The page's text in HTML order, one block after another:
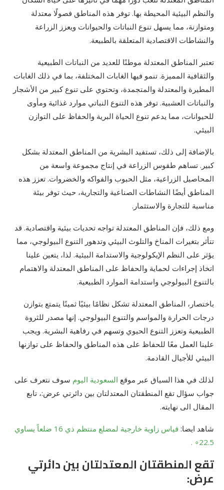
والنظم البيئية المحيطة بها. توفر هذه المناطق فصولًا معتدلة
ومتوازنة، مما يسهل تنوع النباتات والحيوانات ويعزز الزراعة
والنشاطات الاقتصادية المتعلقة بالطبيعة.
تعتبر المناطق المعتدلة موطنًا للعديد من النباتات الطبيعية
والثقافية المميزة. تنمو فيها الغابات المختلفة، بما في ذلك الغابات
المطيرة والمعتدلة والمتجمدة، وتحتوي على تنوع كبير من الأشجار
والنباتات العشبية. توفر هذه التنوع النباتي موارد غذائية ومأوى
للحيوانات، مما يدعم تنوع الحياة البرية والحفاظ على التوازن
البيئي.
بالإضافة إلى ذلك، تستفيد البشرية من المناطق المعتدلة بشكل
كبير. تساهم طقوس الزراعة في إنتاج مجموعة واسعة من
المحاصيل الزراعية، مثل الحبوب والفواكه والخضروات. تعزز هذه
المناطق أيضًا النشاطات الصناعية والتجارية، حيث توفر بيئة
مناسبة للتجارة والاستثمار.
ومع ذلك، فإن المناطق المعتدلة تواجه تحديات بيئية واقتصادية. قد
تتأثر بتغيرات المناخ والتلوث البيئي وتدهور التنوع البيولوجي، مما
يؤثر على النظم الإيكولوجية والاستدامة البيئية. لذا، يتعين علينا
اتخاذ إجراءات لحماية والحفاظ على المناطق المعتدلة والاهتمام
بالتنوع البيولوجي واستدامة الموارد الطبيعية.
باختصار، المناطق المعتدلة تشكل نظامًا بيئيًا ثمينًا يتمتع بتوازن
درجات الحرارة والمواسم والتنوع البيولوجي. إنها مصدر للثروة
الطبيعية وتعزز التنوع الحيوي وتسهم في رفاهية البشرية. ويجب
علينا العمل معًا للحفاظ على هذه المناطق والحفاظ على توازنها
البيئي للأجيال القادمة.
لذلك في هذا السياق عبر موقع السعودية اليوم سوف نتعرف على
جواب سؤال تقع المنطقتان المعتدلتان بين دائرتي عرض:، تابع
المقال الى نهايته.
شاهد ايضا:
قياس زاوية خارجية لمضلع منتظم ذي 16 ضلعاً يساوي
22.5∘ .
تقع المنطقتان المعتدلتان بين دائرتي
عرض: